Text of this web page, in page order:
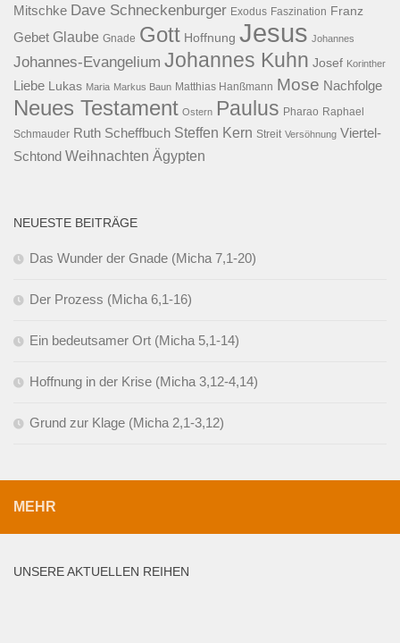
Mitschke Dave Schneckenburger Exodus Faszination Franz
Gebet Glaube Gnade Gott Hoffnung Jesus Johannes
Johannes-Evangelium Johannes Kuhn Josef Korinther
Liebe Lukas Maria Markus Baun Matthias Hanßmann Mose Nachfolge
Neues Testament Ostern Paulus Pharao Raphael
Schmauder Ruth Scheffbuch Steffen Kern Streit Versöhnung Viertel-
Schtond Weihnachten Ägypten
NEUESTE BEITRÄGE
Das Wunder der Gnade (Micha 7,1-20)
Der Prozess (Micha 6,1-16)
Ein bedeutsamer Ort (Micha 5,1-14)
Hoffnung in der Krise (Micha 3,12-4,14)
Grund zur Klage (Micha 2,1-3,12)
MEHR
UNSERE AKTUELLEN REIHEN